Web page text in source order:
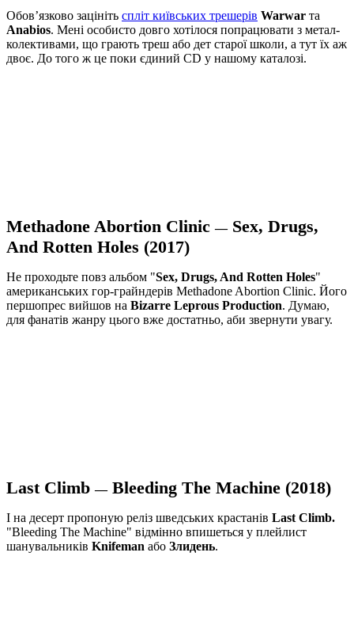
Обов’язково зацініть спліт київських трешерів Warwar та
Anabios. Мені особисто довго хотілося попрацювати з метал-
колективами, що грають треш або дет старої школи, а тут їх аж
двоє. До того ж це поки єдиний CD у нашому каталозі.
Methadone Abortion Clinic—Sex, Drugs,
And Rotten Holes (2017)
Не проходьте повз альбом "Sex, Drugs, And Rotten Holes"
американських гор-грайндерів Methadone Abortion Clinic. Його
першопрес вийшов на Bizarre Leprous Production. Думаю,
для фанатів жанру цього вже достатньо, аби звернути увагу.
Last Climb—Bleeding The Machine (2018)
І на десерт пропоную реліз шведських крастанів Last Climb.
"Bleeding The Machine" відмінно впишеться у плейлист
шанувальників Knifeman або Злидень.